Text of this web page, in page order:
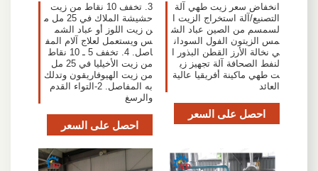
انخفاض سعر زيت طهي آلة
التصنيع/آلة استخراج الزيت ا
لسمسم من الصين عباد الش
مس الزيتون الفول السودان
ي نخالة الأرز القطن البذور ا
لنفط الصحافة آلة تجهيز زي
ت طهي ماكينة أفريقيا عالية
العائد
احصل على السعر
3. تخفف 10 نقاط من زيت
حشيشة الملاك في 25 مل م
ن زيت اللوز أو عباد الشم
س ويستعمل لعلاج آلام المف
اصل. 4. تخفف 5 ـ 10 نقاط
من زيت الأخيليا في 25 مل
من زيت الهيوفاريقون وتدلك
به المفاصل. 2-التواء القدم
والرسغ
احصل على السعر